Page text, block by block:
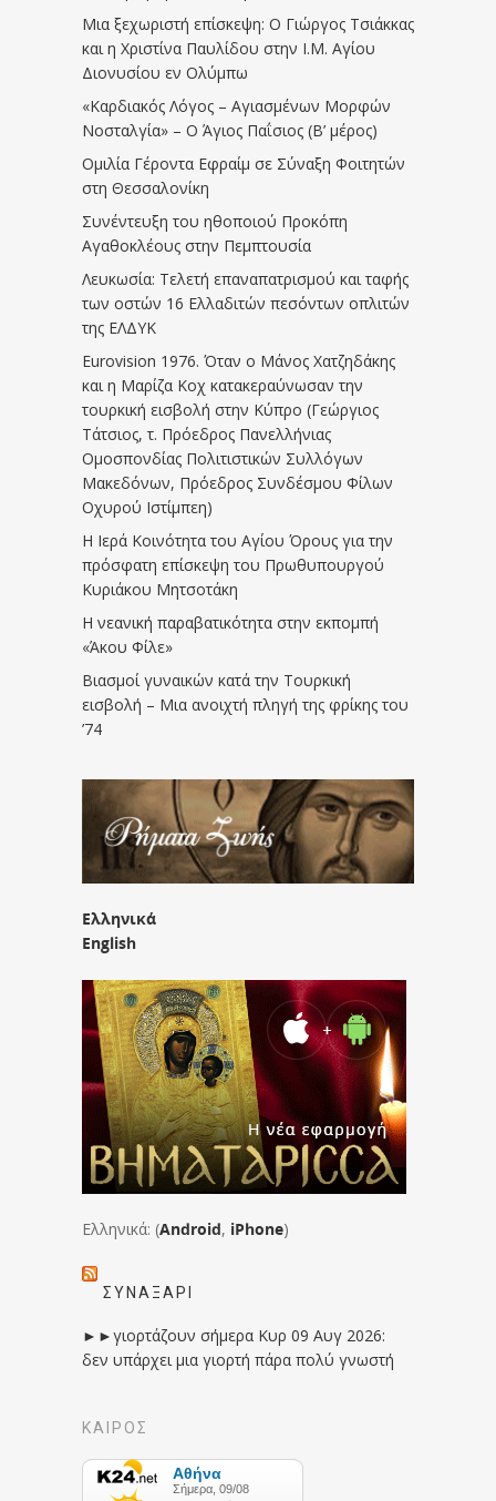
Μια ξεχωριστή επίσκεψη: Ο Γιώργος Τσιάκκας
και η Χριστίνα Παυλίδου στην Ι.Μ. Αγίου
Διονυσίου εν Ολύμπω
«Καρδιακός Λόγος – Αγιασμένων Μορφών
Νοσταλγία» – Ο Άγιος Παΐσιος (Β’ μέρος)
Ομιλία Γέροντα Εφραίμ σε Σύναξη Φοιτητών
στη Θεσσαλονίκη
Συνέντευξη του ηθοποιού Προκόπη
Αγαθοκλέους στην Πεμπτουσία
Λευκωσία: Τελετή επαναπατρισμού και ταφής
των οστών 16 Ελλαδιτών πεσόντων οπλιτών
της ΕΛΔΥΚ
Eurovision 1976. Όταν ο Μάνος Χατζηδάκης
και η Μαρίζα Κοχ κατακεραύνωσαν την
τουρκική εισβολή στην Κύπρο (Γεώργιος
Τάτσιος, τ. Πρόεδρος Πανελλήνιας
Ομοσπονδίας Πολιτιστικών Συλλόγων
Μακεδόνων, Πρόεδρος Συνδέσμου Φίλων
Οχυρού Ιστίμπεη)
Η Ιερά Κοινότητα του Αγίου Όρους για την
πρόσφατη επίσκεψη του Πρωθυπουργού
Κυριάκου Μητσοτάκη
Η νεανική παραβατικότητα στην εκπομπή
«Άκου Φίλε»
Βιασμοί γυναικών κατά την Τουρκική
εισβολή – Μια ανοιχτή πληγή της φρίκης του
’74
Ελληνικά
English
Ελληνικά: (Android, iPhone)
ΣΥΝΑΞΆΡΙ
►►γιορτάζουν σήμερα Κυρ 09 Αυγ 2026:
δεν υπάρχει μια γιορτή πάρα πολύ γνωστή
ΚΑΙΡΟΣ